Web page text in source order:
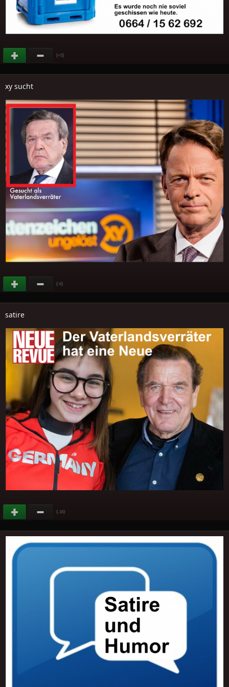
(+5)
xy sucht
(-6)
satire
(-16)